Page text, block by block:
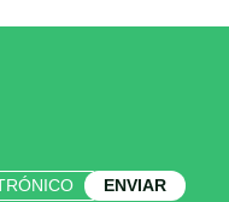
ENVIAR